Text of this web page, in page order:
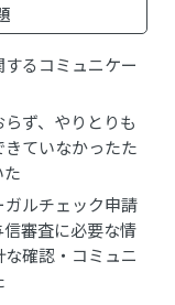
るコミュニケー
ず、やりとりも
ていなかったた
ルチェック申請
審査に必要な情
確認・コミュニ